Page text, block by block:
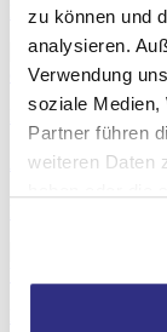
zu können und
analysieren.
Verwendung
soziale Medien,
Partner führen
weiteren Daten
Detail
Bilderleisten, Profile
Alu Profile für